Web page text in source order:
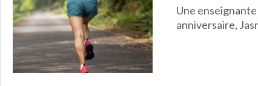
Une
anniversaire,